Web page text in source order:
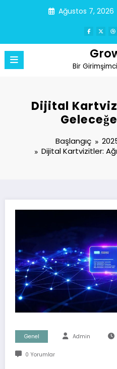
Ağustos 7, 2026
Bir
Dijital
Başlangıç
Dijital Kartvizitler:
Genel Admin
0 Yorumlar